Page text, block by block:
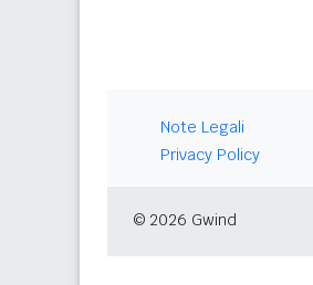
Note Legali
Privacy Policy
© 2026 Gwind